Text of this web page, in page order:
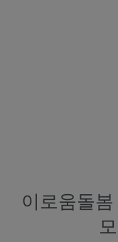
이로움돌